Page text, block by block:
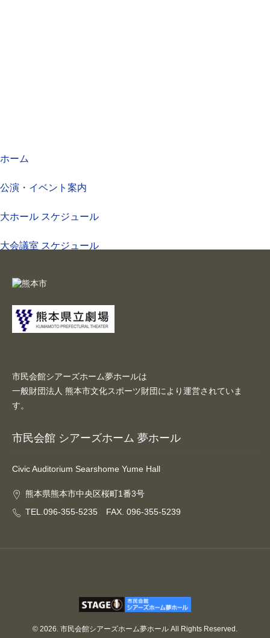
市民会館シアーズホーム夢ホールは
一般財団法人 熊本市文化スポーツ財団により運営されていま
す。
市民会館 シアーズホーム 夢ホール
Civic Auditorium Searshome Yume Hall
熊本県熊本市中央区桜町1番3号
TEL.096-355-5235 FAX. 096-355-5239
© 2026. 市民会館シアーズホーム夢ホール All Rights Reserved.
ホーム
公演・イベント案内
大ホール スケジュール
大会議室 スケジュール
施設案内
大ホール
大会議室（小ホール）
施設ご利用について